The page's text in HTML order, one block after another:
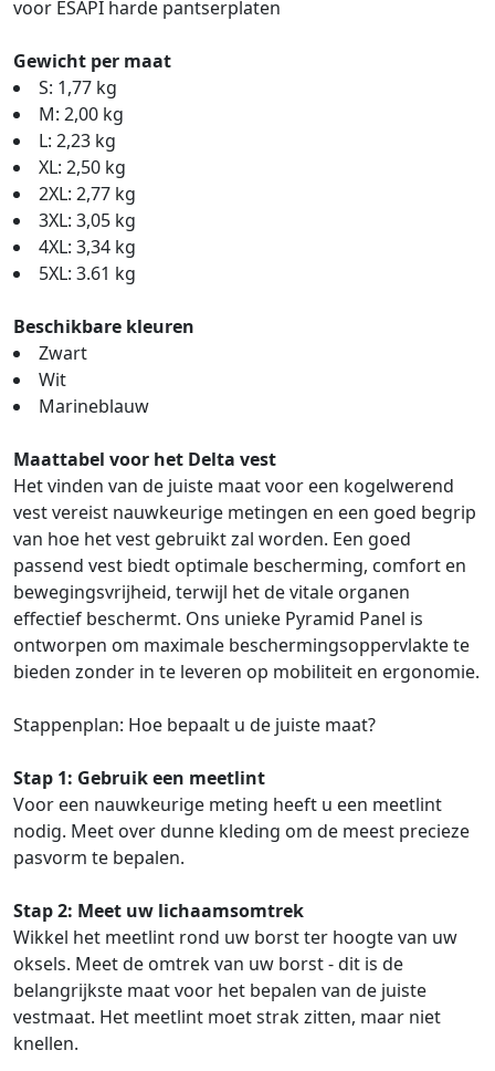
voor ESAPI harde pantserplaten
Gewicht per maat
S: 1,77 kg
M: 2,00 kg
L: 2,23 kg
XL: 2,50 kg
2XL: 2,77 kg
3XL: 3,05 kg
4XL: 3,34 kg
5XL: 3.61 kg
Beschikbare kleuren
Zwart
Wit
Marineblauw
Maattabel voor het Delta vest
Het vinden van de juiste maat voor een kogelwerend
vest vereist nauwkeurige metingen en een goed begrip
van hoe het vest gebruikt zal worden. Een goed
passend vest biedt optimale bescherming, comfort en
bewegingsvrijheid, terwijl het de vitale organen
effectief beschermt. Ons unieke Pyramid Panel is
ontworpen om maximale beschermingsoppervlakte te
bieden zonder in te leveren op mobiliteit en ergonomie.
Stappenplan: Hoe bepaalt u de juiste maat?
Stap 1: Gebruik een meetlint
Voor een nauwkeurige meting heeft u een meetlint
nodig. Meet over dunne kleding om de meest precieze
pasvorm te bepalen.
Stap 2: Meet uw lichaamsomtrek
Wikkel het meetlint rond uw borst ter hoogte van uw
oksels. Meet de omtrek van uw borst - dit is de
belangrijkste maat voor het bepalen van de juiste
vestmaat. Het meetlint moet strak zitten, maar niet
knellen.